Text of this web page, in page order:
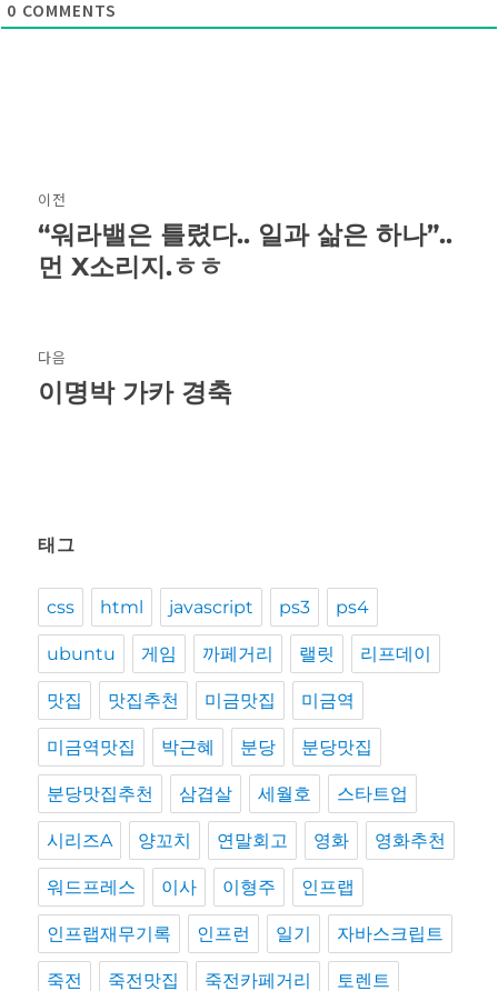
0 COMMENTS
탐
색
이전
이
전
“워라밸은 틀렸다.. 일과 삶은 하나”..
먼 X소리지.ㅎㅎ
다음
다
이명박 가카 경축
태그
css html javascript ps3 ps4
ubuntu 게임 까페거리 랠릿 리프데이
맛집 맛집추천 미금맛집 미금역
미금역맛집 박근혜 분당 분당맛집
분당맛집추천 삼겹살 세월호 스타트업
시리즈A 양꼬치 연말회고 영화 영화추천
워드프레스 이사 이형주 인프랩
인프랩재무기록 인프런 일기 자바스크립트
죽전 죽전맛집 죽전카페거리 토렌트